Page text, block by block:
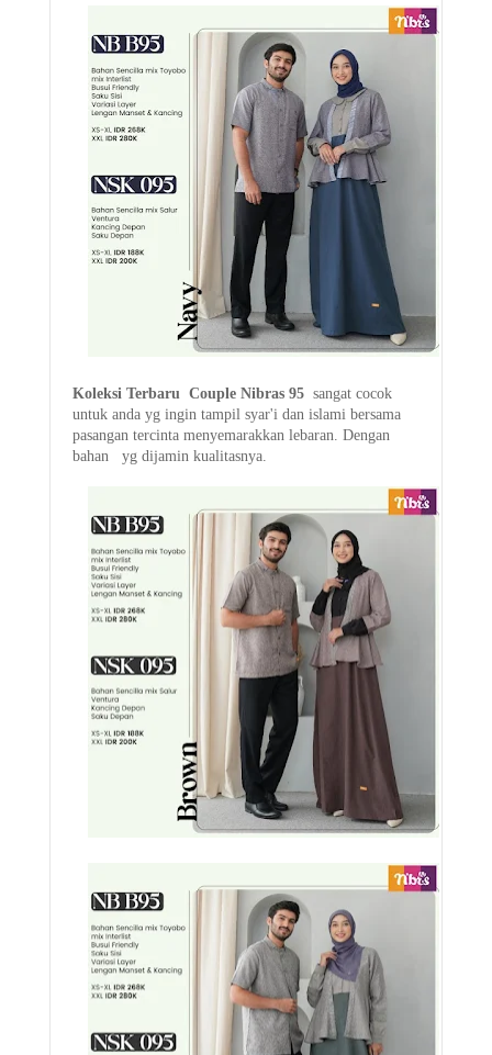
Koleksi Terbaru Couple Nibras 95 sangat cocok
untuk anda yg ingin tampil syar'i dan islami bersama
pasangan tercinta menyemarakkan lebaran. Dengan
bahan yg dijamin kualitasnya.